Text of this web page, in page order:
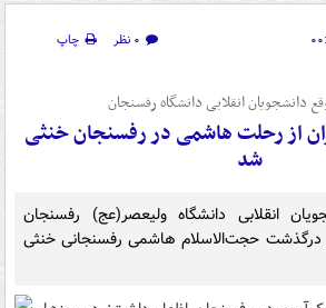
۰ نظر
چاپ
دانشجویان انقلابی دانشگاه رفسنجان
از رحلت هاشمی‌ در رفسنجان خنثی
شد
انقلابی دانشگاه ولیعصر(عج) رفسنجان
درگذشت حجت‌الاسلام هاشمی‌ رفسنجانی خنثی